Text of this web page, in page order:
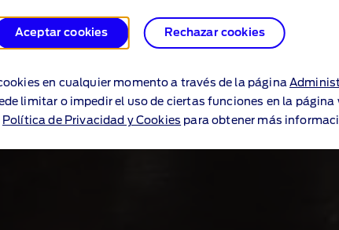
Aceptar cookies Rechazar cookies
en cualquier momento a través de la página
limitar o impedir el uso de ciertas funciones en la página
Política de Privacidad y Cookies para obtener más